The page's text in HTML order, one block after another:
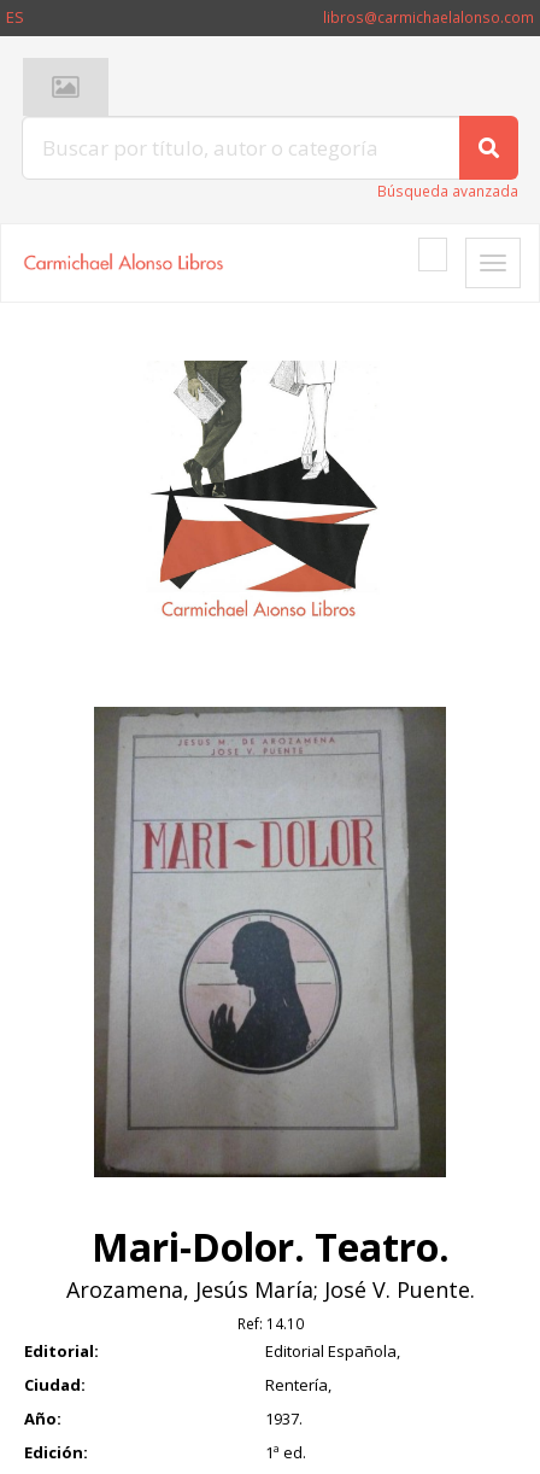
ES libros@carmichaelalonso.com
Búsqueda avanzada
Toggle
Mari-Dolor. Teatro.
Arozamena, Jesús María; José V. Puente.
Ref: 14.10
Editorial:
Editorial Española,
Ciudad:
Rentería,
Año:
1937.
Edición:
1ª ed.